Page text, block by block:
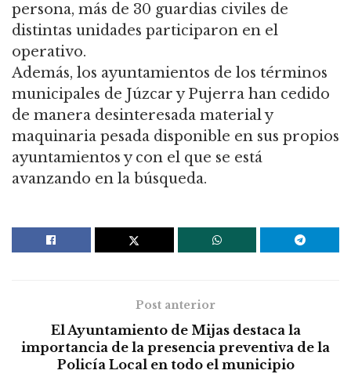
persona, más de 30 guardias civiles de
distintas unidades participaron en el
operativo.
Además, los ayuntamientos de los términos
municipales de Júzcar y Pujerra han cedido
de manera desinteresada material y
maquinaria pesada disponible en sus propios
ayuntamientos y con el que se está
avanzando en la búsqueda.
Post anterior
El Ayuntamiento de Mijas destaca la
importancia de la presencia preventiva de la
Policía Local en todo el municipio